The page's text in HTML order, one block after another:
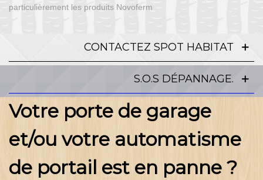
particulièrement les produits Novoferm
CONTACTEZ SPOT HABITAT
S.O.S DÉPANNAGE.
Votre porte de garage
et/ou votre automatisme
de portail est en panne ?